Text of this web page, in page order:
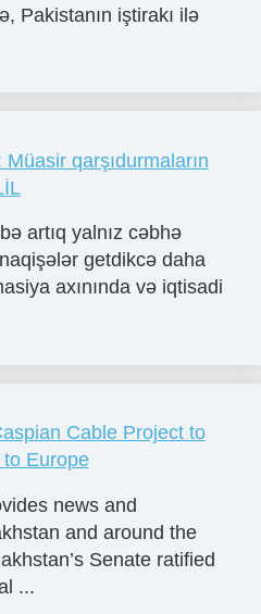
Pakistanın iştirakı ilə
qarşıdurmaların
artıq yalnız cəbhə
getdikcə daha
axınında və iqtisadi
Cable Project to
Europe
news and
and around the
Senate ratified
...